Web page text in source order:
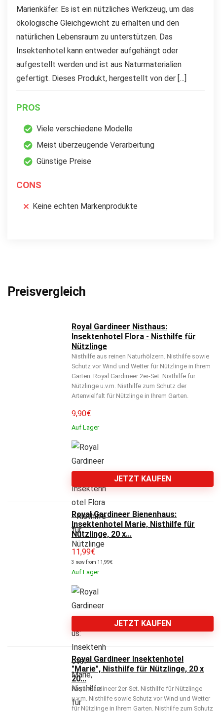
Marienkäfer. Es ist ein nützliches Werkzeug, um das
ökologische Gleichgewicht zu erhalten und den
natürlichen Lebensraum zu unterstützen. Das
Insektenhotel kann entweder aufgehängt oder
aufgestellt werden und ist aus Naturmaterialien
gefertigt. Dieses Produkt, hergestellt von der […]
PROS
Viele verschiedene Modelle
Meist überzeugende Verarbeitung
Günstige Preise
CONS
Keine echten Markenprodukte
Preisvergleich
Royal Gardineer Nisthaus:
Insektenhotel Flora - Nisthilfe für
Nützlinge
Nisthilfe aus reinen Naturhölzern. Nisthilfe sowie
Schutz vor Wind und Wetter für Nützlinge in Ihrem
Garten. Royal Gardineer 2er-Set. Nisthilfe für
Nützlinge u.v.m. Nisthilfe zum Schutz der
Artenvielfalt für Nützlinge in Ihrem Garten.
9,90€
Auf Lager
JETZT KAUFEN
Royal Gardineer Bienenhaus:
Insektenhotel Marie, Nisthilfe für
Nützlinge, 20 x...
11,99€
3 new from 11,99€
Auf Lager
JETZT KAUFEN
Royal Gardineer Insektenhotel
"Marie", Nisthilfe für Nützlinge, 20 x
20...
Royal Gardineer 2er-Set. Nisthilfe für Nützlinge
u.v.m. Nisthilfe sowie Schutz vor Wind und Wetter
für Nützlinge in Ihrem Garten. Nisthilfe zum Schutz